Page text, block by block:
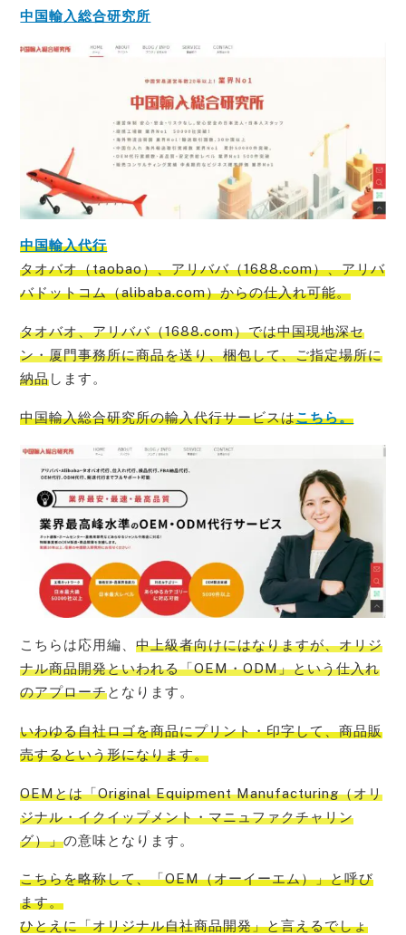
中国輸入総合研究所
中国輸入代行
タオバオ（taobao）、アリババ（1688.com）、アリバ
バドットコム（alibaba.com）からの仕入れ可能。
タオバオ、アリババ（1688.com）では中国現地深セ
ン・厦門事務所に商品を送り、梱包して、ご指定場所に
納品します。
中国輸入総合研究所の輸入代行サービスはこちら。
こちらは応用編、中上級者向けにはなりますが、オリジ
ナル商品開発といわれる「OEM・ODM」という仕入れ
のアプローチとなります。
いわゆる自社ロゴを商品にプリント・印字して、商品販
売するという形になります。
OEMとは「Original Equipment Manufacturing（オリ
ジナル・イクイップメント・マニュファクチャリン
グ）」の意味となります。
こちらを略称して、「OEM（オーイーエム）」と呼び
ます。
ひとえに「オリジナル自社商品開発」と言えるでしょ